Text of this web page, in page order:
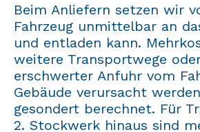
Beim Anliefern setzen wir
Fahrzeug unmittelbar an
und entladen kann.
weitere Transportwege
erschwerter Anfuhr vom
Gebäude verursacht
gesondert berechnet. Für
2. Stockwerk hinaus sind